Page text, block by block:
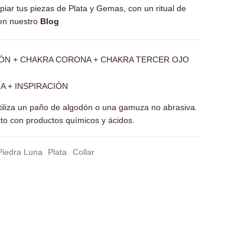
tus piezas de Plata y Gemas, con un ritual de
nuestro Blog
+ CHAKRA CORONA + CHAKRA TERCER OJO
+ INSPIRACIÓN
un paño de algodón o una gamuza no abrasiva.
con productos químicos y ácidos.
Luna Plata Collar